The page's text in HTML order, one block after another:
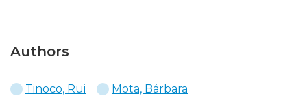
Authors
Tinoco, Rui Mota, Bárbara